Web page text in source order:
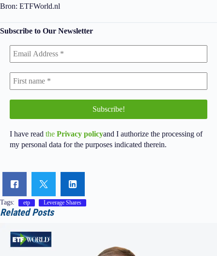
Bron: ETFWorld.nl
Subscribe to Our Newsletter
I have read the Privacy policyand I authorize the processing of
my personal data for the purposes indicated therein.
Tags: etp Leverage Shares
Related Posts